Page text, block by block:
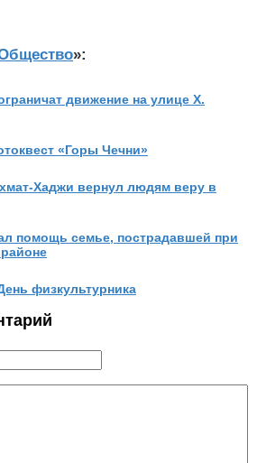
»:
движение на улице Х.
«Горы Чечни»
Хаджи вернул людям веру в
помощь семье, пострадавшей при
физкультурника